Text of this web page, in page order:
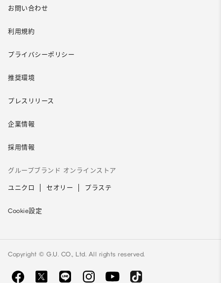
お問い合わせ
利用規約
プライバシーポリシー
推奨環境
プレスリリース
企業情報
採用情報
グループブランド オンラインストア
ユニクロ セオリー プラステ
Cookie設定
Copyright © G.U. CO., Ltd. All rights reserved.